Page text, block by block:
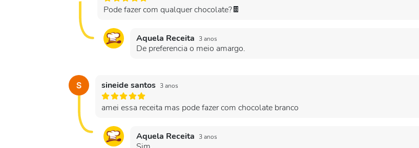
Pode fazer com qualquer chocolate?🍫
Aquela Receita 3 anos
De preferencia o meio amargo.
sineide santos 3 anos
amei essa receita mas pode fazer com chocolate branco
Aquela Receita 3 anos